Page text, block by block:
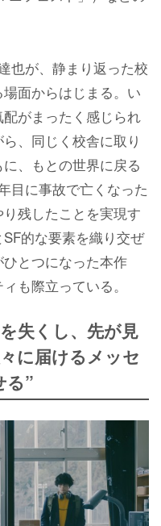
也が、静まり返った校
面からはじまる。い
がまったく感じられ
、同じく校舎に取り
、もとの世界に戻る
目に事故で亡くなった
残したことを実現す
的な要素を織り交ぜ
とつになった本作
も際立っている。
失くし、先が見
に届けるメッセ
る”